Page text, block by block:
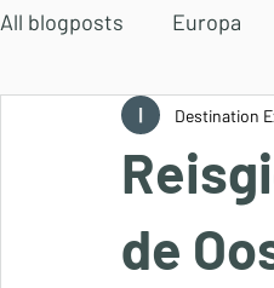
All blogposts Europa
Midden-Oosten
de
Destination